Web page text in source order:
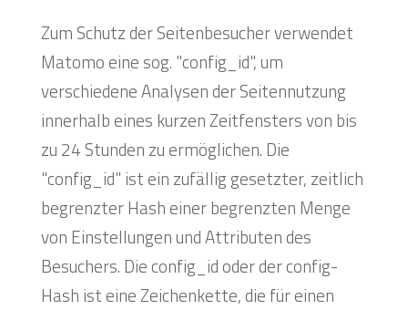
Zum Schutz der Seitenbesucher verwendet
Matomo eine sog. "config_id", um
verschiedene Analysen der Seitennutzung
innerhalb eines kurzen Zeitfensters von bis
zu 24 Stunden zu ermöglichen. Die
"config_id" ist ein zufällig gesetzter, zeitlich
begrenzter Hash einer begrenzten Menge
von Einstellungen und Attributen des
Besuchers. Die config_id oder der config-
Hash ist eine Zeichenkette, die für einen